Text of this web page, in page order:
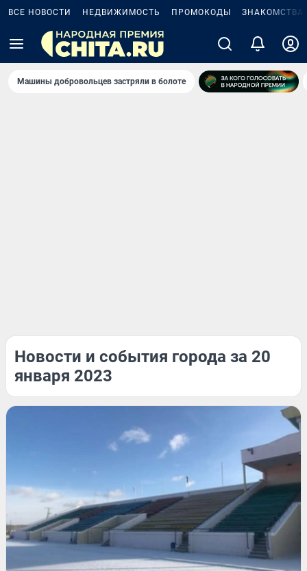
ВСЕ НОВОСТИ НЕДВИЖИМОСТЬ ПРОМОКОДЫ ЗНАКОМСТВА
Машины добровольцев застряли в болоте
Новости и события города за 20
января 2023